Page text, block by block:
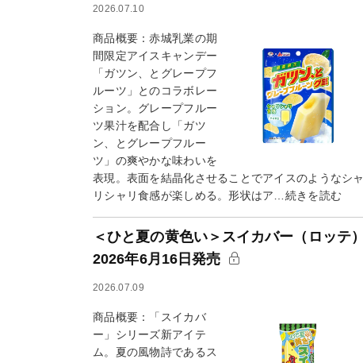
2026.07.10
商品概要：赤城乳業の期
間限定アイスキャンデー
「ガツン、とグレープフ
ルーツ」とのコラボレー
ション。グレープフルー
ツ果汁を配合し「ガツ
ン、とグレープフルー
ツ」の爽やかな味わいを
表現。表面を結晶化させることでアイスのようなシャ
リシャリ食感が楽しめる。形状はア…続きを読む
＜ひと夏の黄色い＞スイカバー（ロッテ）
2026年6月16日発売
2026.07.09
商品概要：「スイカバ
ー」シリーズ新アイテ
ム。夏の風物詩であるス